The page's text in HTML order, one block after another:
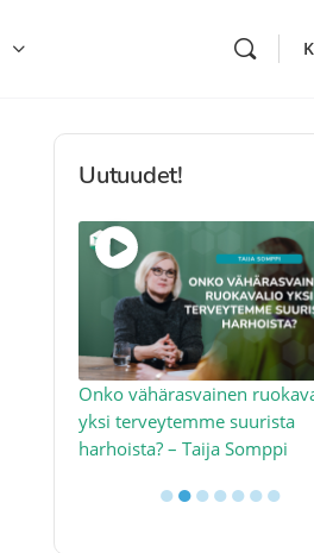
Uutuudet!
Onko vähärasvainen
yksi terveytemme suurista
harhoista? – Taija Somppi
●●●●●●●